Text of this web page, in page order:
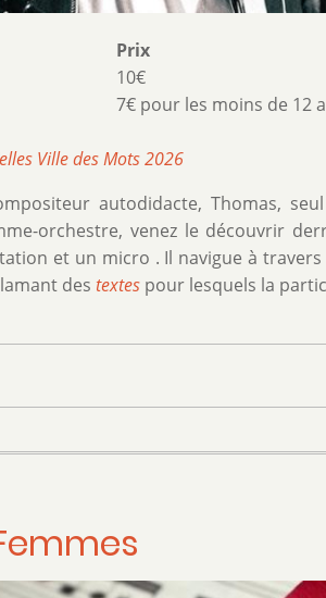
Prix
10€
7€ pour les moins de 12
Ville des Mots 2026
autodidacte, Thomas,
orchestre, venez le découvrir
et un micro . Il navigue à
des textes pour lesquels la